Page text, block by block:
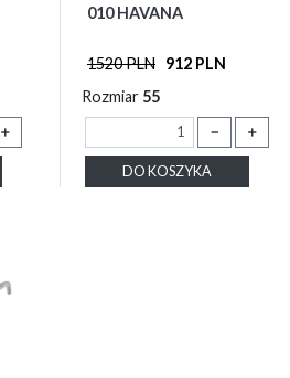
＋
010 HAVANA
1520 PLN 912 PLN
Rozmiar 55
－ ＋
DO KOSZYKA